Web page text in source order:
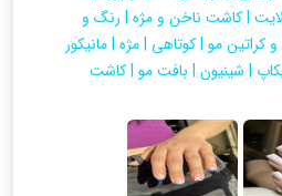
| کاشت ناخن و مژه | رنگ و
کراتین مو | کوتاهی | مژه | مانیکور
| شینیون | بافت مو | کاشت